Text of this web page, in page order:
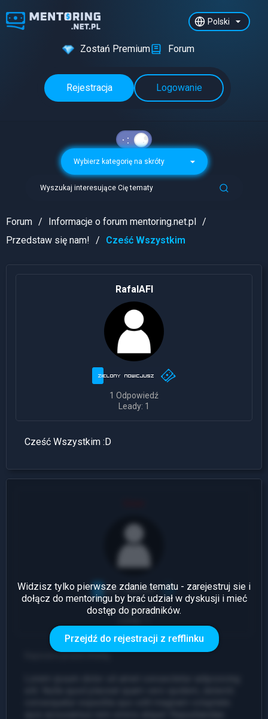
Polski
Zostań Premium Forum
Rejestracja Logowanie
Wybierz kategorię na skróty
Wyszukaj interesujące Cię tematy
Forum
Informacje o forum mentoring.net.pl
Przedstaw się nam!
Cześć Wszystkim
RafalAFI
1 Odpowiedź
Leady: 1
Cześć Wszystkim :D
1 Odpowiedź
Widzisz tylko pierwsze zdanie tematu - zarejestruj sie i
dołącz do mentoringu by brać udział w dyskusji i mieć
dostęp do poradników.
Przejdź do rejestracji z refflinku